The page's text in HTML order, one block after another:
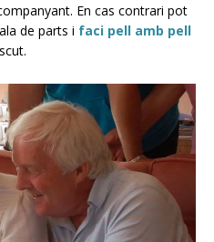
En cas contrari pot
de parts i faci pell amb pell